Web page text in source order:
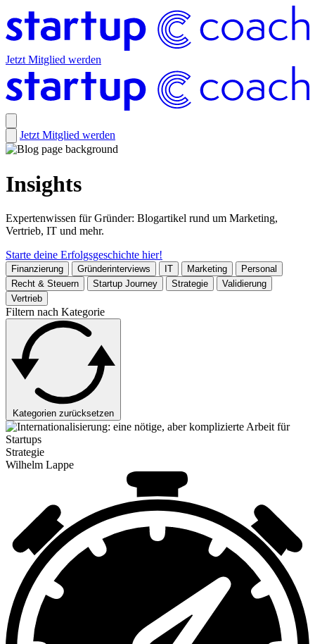
Jetzt Mitglied werden
Jetzt Mitglied werden
Insights
Expertenwissen für Gründer: Blogartikel rund um Marketing,
Vertrieb, IT und mehr.
Starte deine Erfolgsgeschichte hier!
Finanzierung Gründerinterviews IT Marketing
Personal
Recht & Steuern
Startup Journey Strategie
Validierung
Vertrieb
Filtern nach Kategorie
Kategorien zurücksetzen
Strategie
Wilhelm Lappe